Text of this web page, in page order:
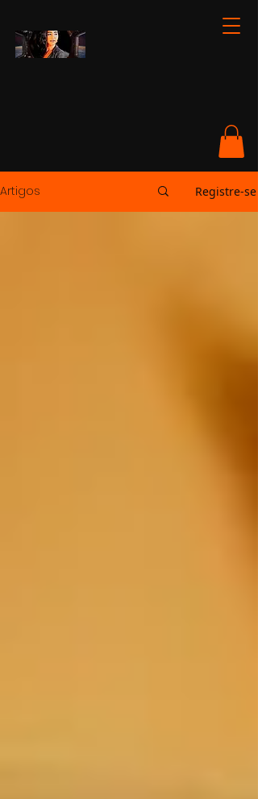
Artigos Registre-se